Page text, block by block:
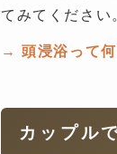
てみてください
→ 頭浸浴って
カップル